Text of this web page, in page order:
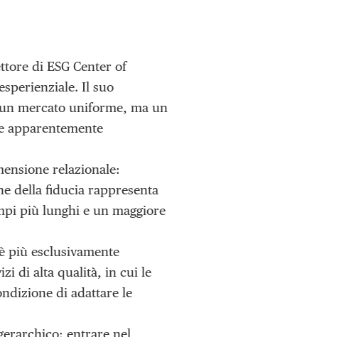
di ESG Center of
Il suo
mercato uniforme, ma un
apparentemente
relazionale:
della fiducia rappresenta
più lunghi e un maggiore
più esclusivamente
di alta qualità, in cui le
di adattare le
entrare nel